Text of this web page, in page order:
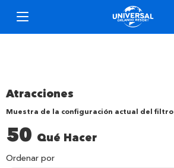
Atracciones
Location
Universal Orlando
Muestra de la configuración actual del filtro
50 Qué Hacer
Ordenar por